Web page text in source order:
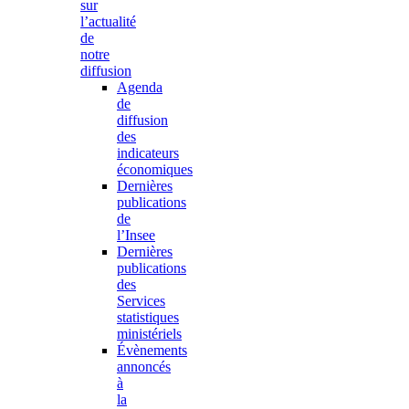
sur
l’actualité
de
notre
diffusion
Agenda
de
diffusion
des
indicateurs
économiques
Dernières
publications
de
l’Insee
Dernières
publications
des
Services
statistiques
ministériels
Évènements
annoncés
à
la